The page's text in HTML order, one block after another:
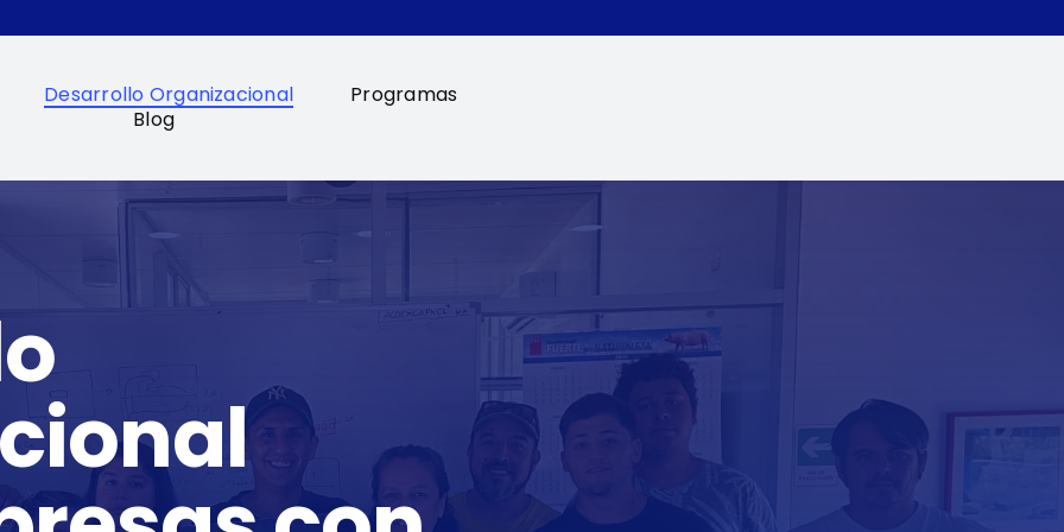
Desarrollo Organizacional
Programas
Blog